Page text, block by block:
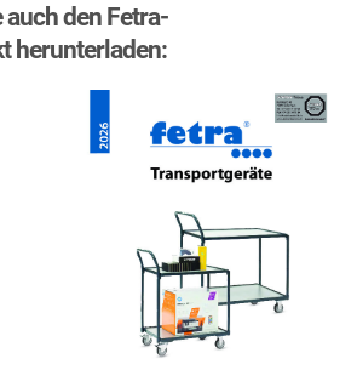
den Fetra-
herunterladen: